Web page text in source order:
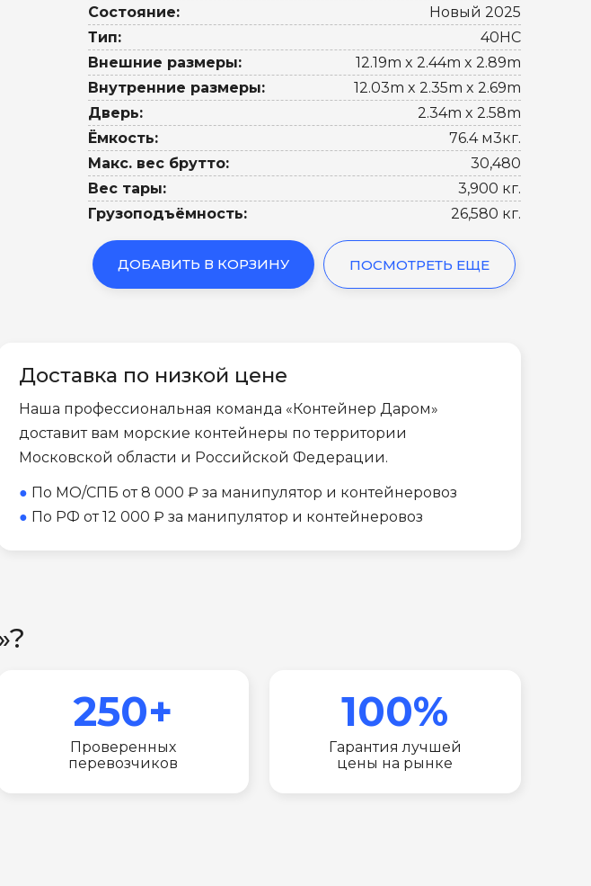
Состояние:
Новый 2025
Тип:
40HC
Внешние размеры:
12.19m x 2.44m x 2.89m
Внутренние размеры:
12.03m x 2.35m x 2.69m
Дверь:
2.34m x 2.58m
Ёмкость:
76.4 м3кг.
Макс. вес брутто:
30,480
Вес тары:
3,900 кг.
Грузоподъёмность:
26,580 кг.
ДОБАВИТЬ В КОРЗИНУ ПОСМОТРЕТЬ ЕЩЕ
Доставка по низкой цене
Наша профессиональная команда «Контейнер Даром»
доставит вам морские контейнеры по территории
Московской области и Российской Федерации.
● По МО/СПБ от 8 000 ₽ за манипулятор и контейнеровоз
● По РФ от 12 000 ₽ за манипулятор и контейнеровоз
250+
Проверенных
перевозчиков
100%
Гарантия лучшей
цены на рынке